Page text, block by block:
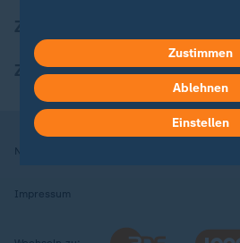
ZDFheute Apps
Nutzungsbedingungen
Impressum
in deinen Einstellungen
Hier findest du das Impressum.
Weitere Informationen findest
Datenschutzerklärung.
Zustimmen
Ablehnen
Einstellen